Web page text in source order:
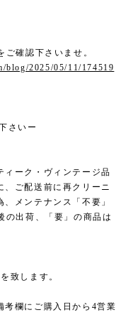
確認下さいませ。
blog/2025/05/11/174519
さいー
ィーク・ヴィンテージ品
ご配送前に再クリーニ
メンテナンス「不要」
の出荷、「要」の商品は
致します。
考欄にご購入日から4営業